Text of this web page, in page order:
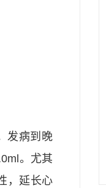
发病到晚
。尤其
，延长心